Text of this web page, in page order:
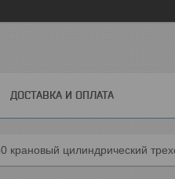
ДОСТАВКА И ОПЛАТА
крановый цилиндрический